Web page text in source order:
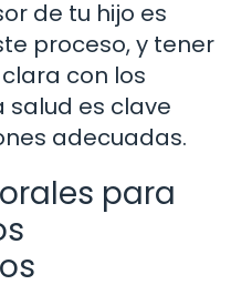
de tu hijo es
proceso, y tener
con los
salud es clave
adecuadas.
para